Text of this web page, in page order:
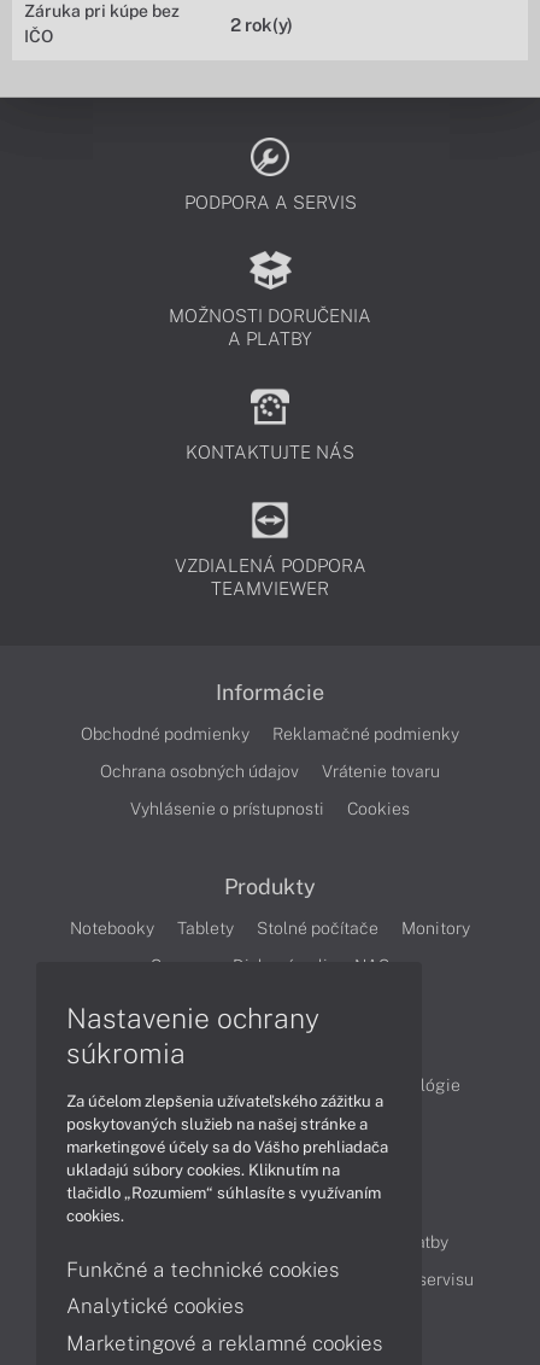
Záruka pri kúpe bez
IČO
2 rok(y)
PODPORA A SERVIS
MOŽNOSTI DORUČENIA
A PLATBY
KONTAKTUJTE NÁS
VZDIALENÁ PODPORA
TEAMVIEWER
Informácie
Obchodné podmienky
Reklamačné podmienky
Ochrana osobných údajov
Vrátenie tovaru
Vyhlásenie o prístupnosti
Cookies
Produkty
Notebooky Tablety Stolné počítače
Monitory
Servery
Diskové polia a NAS
Technológie
Videá
Obsah
Možnosti doručenia a platby
Podpora a servis
Servisné služby Cenník servisu
Kontakty
Nastavenie ochrany
súkromia
Za účelom zlepšenia užívateľského zážitku a
poskytovaných služieb na našej stránke a
marketingové účely sa do Vášho prehliadača
ukladajú súbory cookies. Kliknutím na
tlačidlo „Rozumiem“ súhlasíte s využívaním
cookies.
Funkčné a technické cookies
Analytické cookies
Marketingové a reklamné cookies